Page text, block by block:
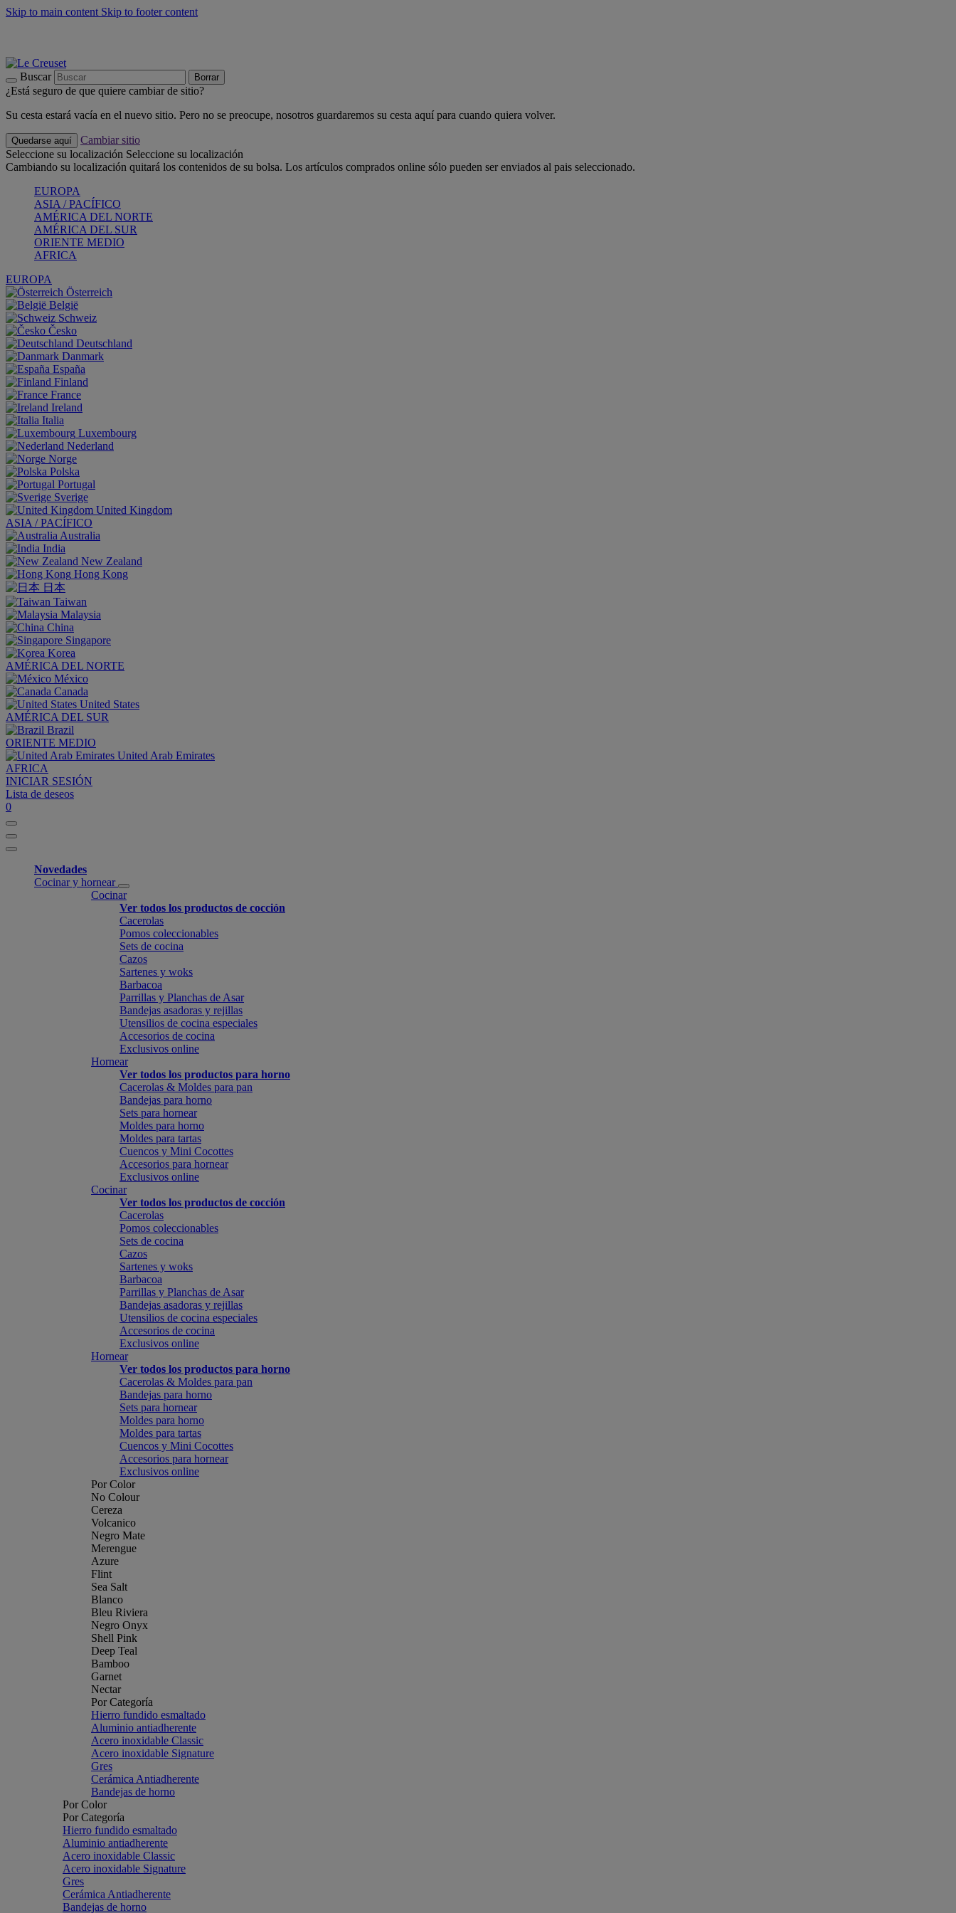
Skip to main content Skip to footer content
Buscar Borrar
¿Está seguro de que quiere cambiar de sitio?
Su cesta estará vacía en el nuevo sitio. Pero no se preocupe, nosotros guardaremos su cesta aquí para cuando quiera volver.
Quedarse aquí
Cambiar sitio
Seleccione su localización Seleccione su localización
Cambiando su localización quitará los contenidos de su bolsa. Los artículos comprados online sólo pueden ser enviados al pais seleccionado.
EUROPA
ASIA / PACÍFICO
AMÉRICA DEL NORTE
AMÉRICA DEL SUR
ORIENTE MEDIO
AFRICA
EUROPA
Österreich
België
Schweiz
Česko
Deutschland
Danmark
España
Finland
France
Ireland
Italia
Luxembourg
Nederland
Norge
Polska
Portugal
Sverige
United Kingdom
ASIA / PACÍFICO
Australia
India
New Zealand
Hong Kong
日本
Taiwan
Malaysia
China
Singapore
Korea
AMÉRICA DEL NORTE
México
Canada
United States
AMÉRICA DEL SUR
Brazil
ORIENTE MEDIO
United Arab Emirates
AFRICA
INICIAR SESIÓN
Lista de deseos
0
Novedades
Cocinar y hornear
Cocinar
Ver todos los productos de cocción
Cacerolas
Pomos coleccionables
Sets de cocina
Cazos
Sartenes y woks
Barbacoa
Parrillas y Planchas de Asar
Bandejas asadoras y rejillas
Utensilios de cocina especiales
Accesorios de cocina
Exclusivos online
Hornear
Ver todos los productos para horno
Cacerolas & Moldes para pan
Bandejas para horno
Sets para hornear
Moldes para horno
Moldes para tartas
Cuencos y Mini Cocottes
Accesorios para hornear
Exclusivos online
Cocinar
Ver todos los productos de cocción
Cacerolas
Pomos coleccionables
Sets de cocina
Cazos
Sartenes y woks
Barbacoa
Parrillas y Planchas de Asar
Bandejas asadoras y rejillas
Utensilios de cocina especiales
Accesorios de cocina
Exclusivos online
Hornear
Ver todos los productos para horno
Cacerolas & Moldes para pan
Bandejas para horno
Sets para hornear
Moldes para horno
Moldes para tartas
Cuencos y Mini Cocottes
Accesorios para hornear
Exclusivos online
Por Color
No Colour
Cereza
Volcanico
Negro Mate
Merengue
Azure
Flint
Sea Salt
Blanco
Bleu Riviera
Negro Onyx
Shell Pink
Deep Teal
Bamboo
Garnet
Nectar
Por Categoría
Hierro fundido esmaltado
Aluminio antiadherente
Acero inoxidable Classic
Acero inoxidable Signature
Gres
Cerámica Antiadherente
Bandejas de horno
Por Color
Por Categoría
Hierro fundido esmaltado
Aluminio antiadherente
Acero inoxidable Classic
Acero inoxidable Signature
Gres
Cerámica Antiadherente
Bandejas de horno